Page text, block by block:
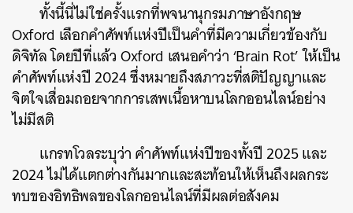
ทั้งนี้นี่ไม่ใช่ครั้งแรกที่พจนานุกรมภาษาอังกฤษ
Oxford เลือกคำศัพท์แห่งปีเป็นคำที่มีความเกี่ยวข้องกับ
ดิจิทัล โดยปีที่แล้ว Oxford เสนอคำว่า ‘Brain Rot’ ให้เป็น
คำศัพท์แห่งปี 2024 ซึ่งหมายถึงสภาวะที่สติปัญญาและ
จิตใจเสื่อมถอยจากการเสพเนื้อหาบนโลกออนไลน์อย่าง
ไม่มีสติ
แกรทโวลระบุว่า คำศัพท์แห่งปีของทั้งปี 2025 และ
2024 ไม่ได้แตกต่างกันมากและสะท้อนให้เห็นถึงผลกระ
ทบของอิทธิพลของโลกออนไลน์ที่มีผลต่อสังคม